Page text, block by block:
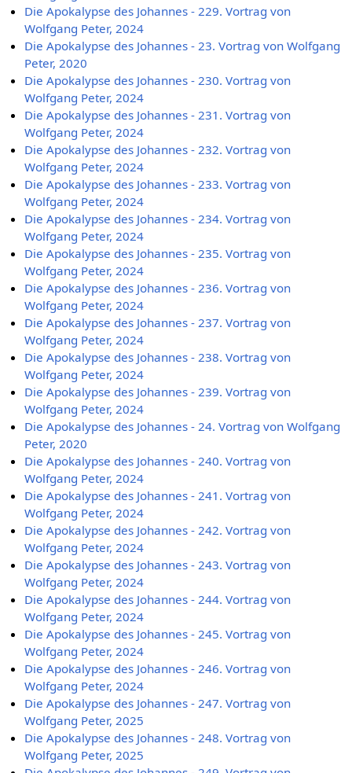
Die Apokalypse des Johannes - 229. Vortrag von
Wolfgang Peter, 2024
Die Apokalypse des Johannes - 23. Vortrag von Wolfgang
Peter, 2020
Die Apokalypse des Johannes - 230. Vortrag von
Wolfgang Peter, 2024
Die Apokalypse des Johannes - 231. Vortrag von
Wolfgang Peter, 2024
Die Apokalypse des Johannes - 232. Vortrag von
Wolfgang Peter, 2024
Die Apokalypse des Johannes - 233. Vortrag von
Wolfgang Peter, 2024
Die Apokalypse des Johannes - 234. Vortrag von
Wolfgang Peter, 2024
Die Apokalypse des Johannes - 235. Vortrag von
Wolfgang Peter, 2024
Die Apokalypse des Johannes - 236. Vortrag von
Wolfgang Peter, 2024
Die Apokalypse des Johannes - 237. Vortrag von
Wolfgang Peter, 2024
Die Apokalypse des Johannes - 238. Vortrag von
Wolfgang Peter, 2024
Die Apokalypse des Johannes - 239. Vortrag von
Wolfgang Peter, 2024
Die Apokalypse des Johannes - 24. Vortrag von Wolfgang
Peter, 2020
Die Apokalypse des Johannes - 240. Vortrag von
Wolfgang Peter, 2024
Die Apokalypse des Johannes - 241. Vortrag von
Wolfgang Peter, 2024
Die Apokalypse des Johannes - 242. Vortrag von
Wolfgang Peter, 2024
Die Apokalypse des Johannes - 243. Vortrag von
Wolfgang Peter, 2024
Die Apokalypse des Johannes - 244. Vortrag von
Wolfgang Peter, 2024
Die Apokalypse des Johannes - 245. Vortrag von
Wolfgang Peter, 2024
Die Apokalypse des Johannes - 246. Vortrag von
Wolfgang Peter, 2024
Die Apokalypse des Johannes - 247. Vortrag von
Wolfgang Peter, 2025
Die Apokalypse des Johannes - 248. Vortrag von
Wolfgang Peter, 2025